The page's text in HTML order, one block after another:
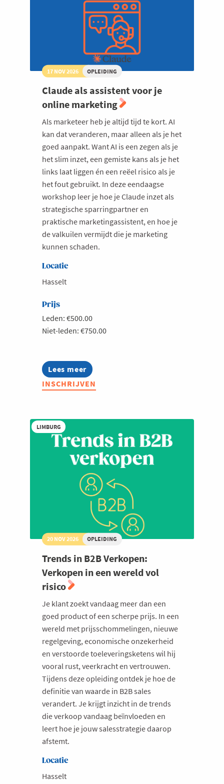
17 NOV 2026 OPLEIDING
Claude als assistent voor je
online marketing
Als marketeer heb je altijd tijd te kort. AI
kan dat veranderen, maar alleen als je het
goed aanpakt. Want AI is een zegen als je
het slim inzet, een gemiste kans als je het
links laat liggen én een reëel risico als je
het fout gebruikt. In deze eendaagse
workshop leer je hoe je Claude inzet als
strategische sparringpartner en
praktische marketingassistent, en hoe je
de valkuilen vermijdt die je marketing
kunnen schaden.
Locatie
Hasselt
Prijs
Leden: €500.00
Niet-leden: €750.00
Lees meer
about
Claude
als
online
marketing
INSCHRIJVEN
LIMBURG
20 NOV 2026 OPLEIDING
Trends in B2B Verkopen:
Verkopen in een wereld vol
risico
Je klant zoekt vandaag meer dan een
goed product of een scherpe prijs. In een
wereld met prijsschommelingen, nieuwe
regelgeving, economische onzekerheid
en verstoorde toeleveringsketens wil hij
vooral rust, veerkracht en vertrouwen.
Tijdens deze opleiding ontdek je hoe de
definitie van waarde in B2B sales
verandert. Je krijgt inzicht in de trends
die verkoop vandaag beïnvloeden en
leert hoe je jouw salesstrategie daarop
afstemt.
Locatie
Hasselt